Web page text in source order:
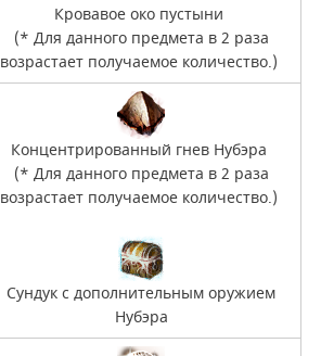
Кровавое око пустыни
(* Для данного предмета в 2 раза
возрастает получаемое количество.)
Концентрированный гнев Нубэра
(* Для данного предмета в 2 раза
возрастает получаемое количество.)
Сундук с дополнительным оружием
Нубэра